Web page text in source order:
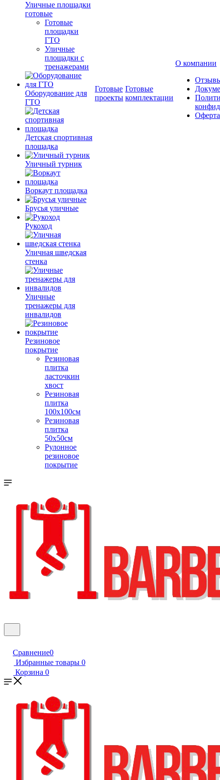
Уличные площадки
готовые
Готовые
площадки
ГТО
Уличные
площадки с
тренажерами
Оборудование для
ГТО
Детская спортивная
площадка
Уличный турник
Воркаут площадка
Брусья уличные
Рукоход
Уличная шведская
стенка
Уличные
тренажеры для
инвалидов
Резиновое
покрытие
Резиновая
плитка
ласточкин
хвост
Резиновая
плитка
100х100см
Резиновая
плитка
50х50см
Рулонное
резиновое
покрытие
Готовые
проекты
Готовые
комплектации
О компании
Оферта
Сравнение0
Избранные товары 0
Корзина 0